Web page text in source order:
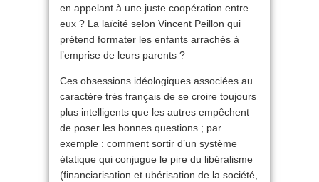
en appelant à une juste coopération entre
eux ? La laïcité selon Vincent Peillon qui
prétend formater les enfants arrachés à
l’emprise de leurs parents ?
Ces obsessions idéologiques associées au
caractère très français de se croire toujours
plus intelligents que les autres empêchent
de poser les bonnes questions ; par
exemple : comment sortir d’un système
étatique qui conjugue le pire du libéralisme
(financiarisation et ubérisation de la société,